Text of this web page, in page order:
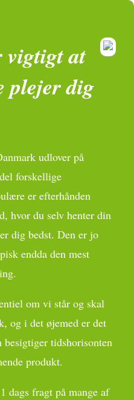
vigtigt at
plejer dig
udlover på
forskellige
er efterhånden
hvor du selv henter din
dig bedst. Den er jo
endda den mest
om vi står og skal
og i det øjemed er det
besigtiger tidshorisonten
produkt.
dags fragt på mange af